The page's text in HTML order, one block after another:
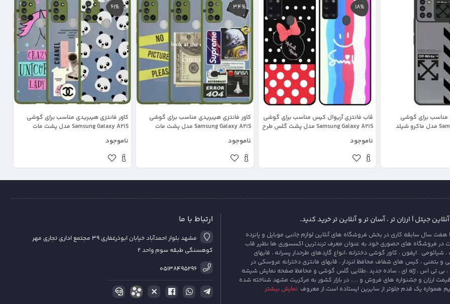
مناسب برای گوشی
Samsung Galaxy A21S مدل ماکرو شیلد
18%
قاب فانتزی آریوال کیس مناسب برای گوشی
Samsung Galaxy A21S مدل پشت گلس طرح
ناموجود
34%
کاور فانتزی هیبریدی مناسب برای گوشی
Samsung Galaxy A21S مدل پشت مات
ناموجود
61%
کاور فانتزی هیبریدی مناسب برای گوشی
Samsung Galaxy A21S مدل پشت مات
ناموجود
جیتل | ارزان تر ، آسان تر و آنلاین تر خرید کنید.
هفت سال سابقه کاری در بخش فروشگاه های آنلاین لوازم جانبی موبایل و پانزده
در فروشگاه های حضوری خود به عنوان معرف ترندترین اکسسوری ها نظیر قاب
. ایفون ، کاور گوشی دخترانه ،انواع گاردهای طرحدار پسرانه ، قابهای
و بتمنی ، کیس های شفاف محافظ لنزدار ، قابهای فانتزی دخترانه عروسکی در
بی تی اس ، ژله ای ، ساده جدید ،طلایی گلس گوشی و محافظ صفحه نمایش شیشه
ارزان و جشنواره های فروش و ..... در بازار کشور به مرکزیت مشهد شناخته شده
همواره یک قدم جلوتر از سایرین ایستاده است.از معروف نمایش بیشتر
ارتباط با ما
مشهد بلوار احمدآباد خیابان ابوذرغفاری 39 مجتمع اداری تجاری مهر
کوهسنگی طبقه سوم واحد 2
05138495296